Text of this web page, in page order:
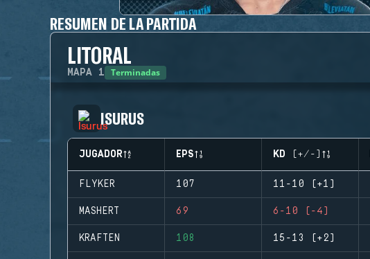
RESUMEN DE LA PARTIDA
LITORAL
MAPA 1 Terminadas
ISURUS
JUGADOR EPS KD (+/-)
FLYKER 107 11-10 (+1)
MASHERT 69 6-10 (-4)
KRAFTEN 108 15-13 (+2)